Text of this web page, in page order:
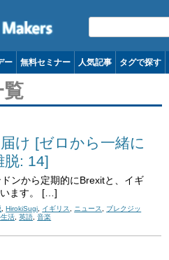
コンテンツへ移動
ー 無料セミナー 人気記事 タグで探す
け [ゼロから一緒に
脱: 14]
ンから定期的にBrexitと、イギ
います。 […]
, HirokiSugi, イギリス, ニュース, ブレクジッ
活,英語,音楽